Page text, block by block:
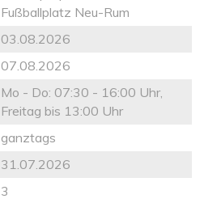
Fußballplatz Neu-Rum
03.08.2026
07.08.2026
Mo - Do: 07:30 - 16:00 Uhr,
Freitag bis 13:00 Uhr
ganztags
31.07.2026
3